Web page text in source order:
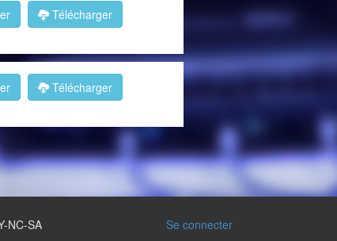
Télécharger
Télécharger
NC-SA Se connecter